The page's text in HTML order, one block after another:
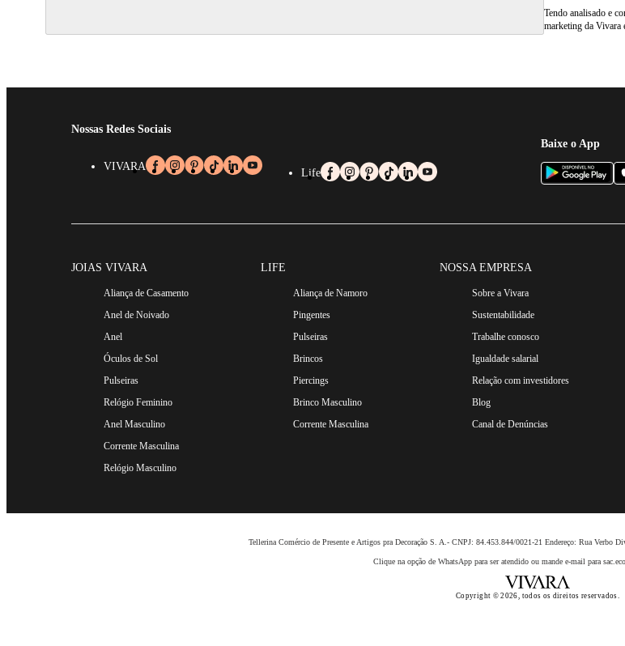
Tendo analisado e
marketing da Vivara
Nossas Redes Sociais
VIVARA
Life
Baixe o App
JOIAS VIVARA
Aliança de Casamento
Anel de Noivado
Anel
Óculos de Sol
Pulseiras
Relógio Feminino
Anel Masculino
Corrente Masculina
Relógio Masculino
LIFE
Aliança de Namoro
Pingentes
Pulseiras
Brincos
Piercings
Brinco Masculino
Corrente Masculina
NOSSA EMPRESA
Sobre a Vivara
Sustentabilidade
Trabalhe conosco
Igualdade salarial
Relação com investidores
Blog
Canal de Denúncias
Tellerina Comércio de Presente e Artigos pra Decoração S. A.- CNPJ: 84.453.844/0021-21 Endereço: Rua Verbo
Clique na opção de WhatsApp para ser atendido ou mande e-mail para
Copyright © 2026, todos os direitos reservados.